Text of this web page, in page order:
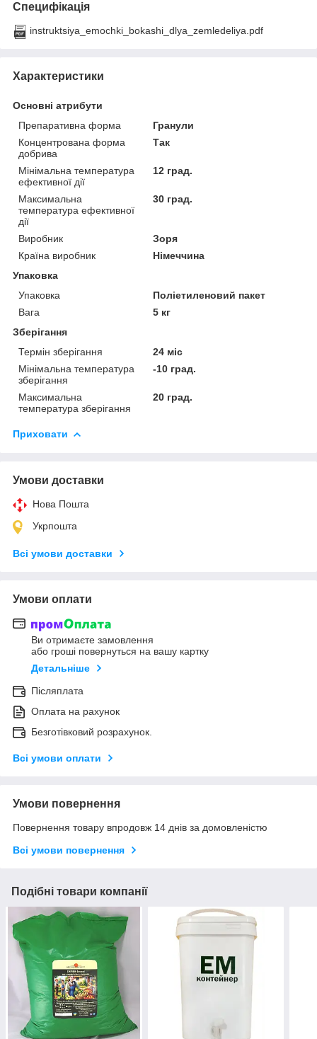
Специфікація
instruktsiya_emochki_bokashi_dlya_zemledeliya.pdf
Характеристики
Основні атрибути
Препаративна форма
Гранули
Концентрована форма
добрива
Так
Мінімальна температура
ефективної дії
12 град.
Максимальна
температура ефективної
дії
30 град.
Виробник
Зоря
Країна виробник
Німеччина
Упаковка
Упаковка
Поліетиленовий пакет
Вага
5 кг
Зберігання
Термін зберігання
24 міс
Мінімальна температура
зберігання
-10 град.
Максимальна
температура зберігання
20 град.
Приховати
Умови доставки
Нова Пошта
Укрпошта
Всі умови доставки
Умови оплати
Ви отримаєте замовлення
або гроші повернуться на вашу картку
Детальніше
Післяплата
Оплата на рахунок
Безготівковий розрахунок.
Всі умови оплати
Умови повернення
Повернення товару впродовж 14 днів за домовленістю
Всі умови повернення
Подібні товари компанії